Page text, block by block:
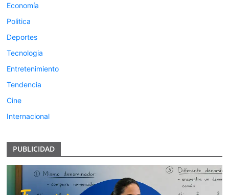
Economía
Politica
Deportes
Tecnologia
Entretenimiento
Tendencia
Cine
Internacional
PUBLICIDAD